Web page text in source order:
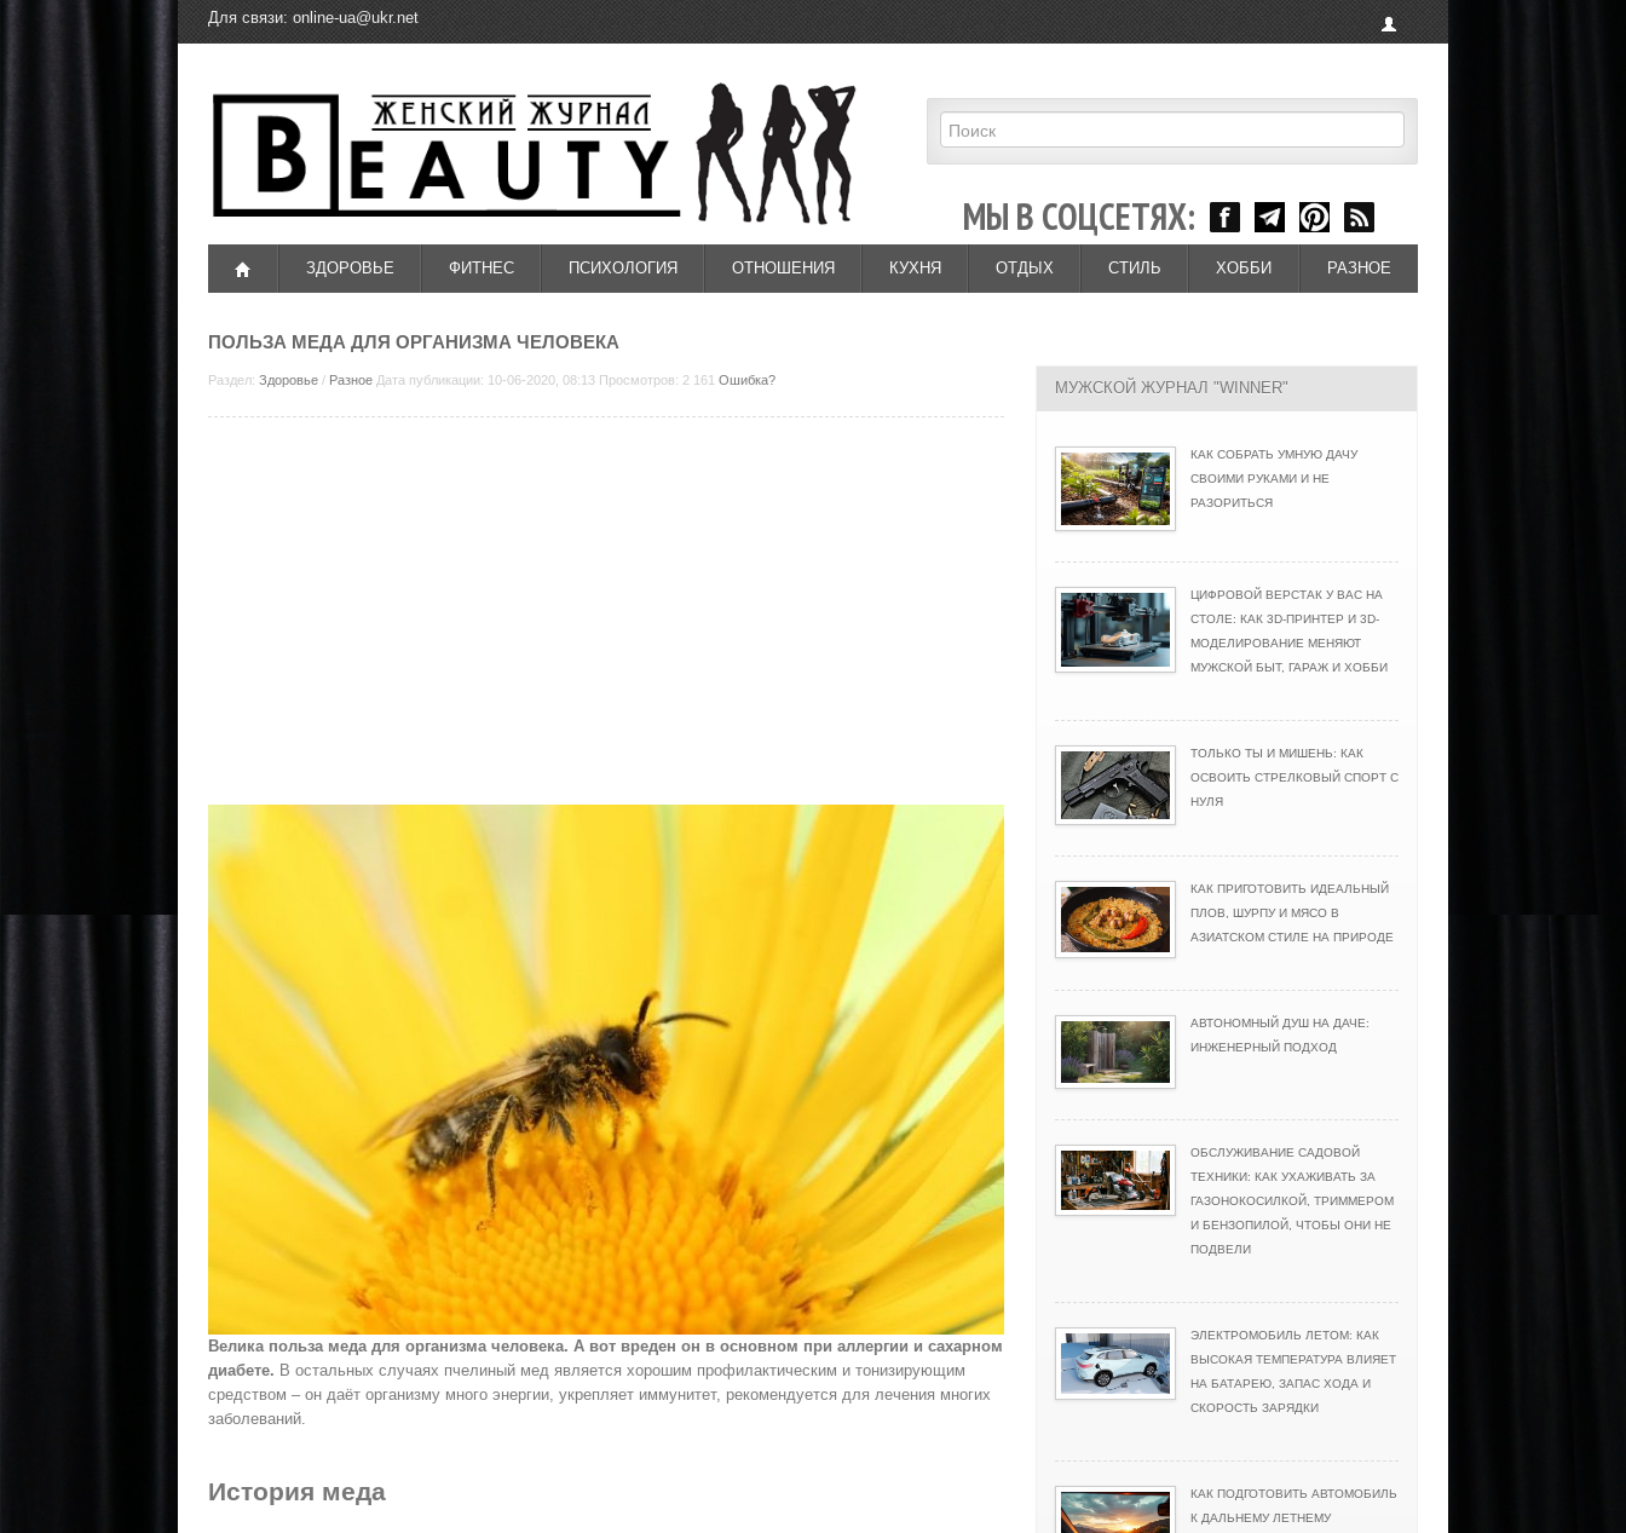
Для связи: online-ua@ukr.net
МЫ В СОЦСЕТЯХ:
ЗДОРОВЬЕ ФИТНЕС ПСИХОЛОГИЯ ОТНОШЕНИЯ КУХНЯ ОТДЫХ СТИЛЬ ХОББИ РАЗНОЕ
ПОЛЬЗА МЕДА ДЛЯ ОРГАНИЗМА ЧЕЛОВЕКА
Раздел: Здоровье / Разное Дата публикации: 10-06-2020, 08:13 Просмотров: 2 161 Ошибка?
Велика польза меда для организма человека. А вот вреден он в основном при аллергии и сахарном
диабете. В остальных случаях пчелиный мед является хорошим профилактическим и тонизирующим
средством – он даёт организму много энергии, укрепляет иммунитет, рекомендуется для лечения многих
заболеваний.
История меда
МУЖСКОЙ ЖУРНАЛ "WINNER"
КАК СОБРАТЬ УМНУЮ ДАЧУ
СВОИМИ РУКАМИ И НЕ
РАЗОРИТЬСЯ
ЦИФРОВОЙ ВЕРСТАК У ВАС НА
СТОЛЕ: КАК 3D-ПРИНТЕР И 3D-
МОДЕЛИРОВАНИЕ МЕНЯЮТ
МУЖСКОЙ БЫТ, ГАРАЖ И ХОББИ
ТОЛЬКО ТЫ И МИШЕНЬ: КАК
ОСВОИТЬ СТРЕЛКОВЫЙ СПОРТ С
НУЛЯ
КАК ПРИГОТОВИТЬ ИДЕАЛЬНЫЙ
ПЛОВ, ШУРПУ И МЯСО В
АЗИАТСКОМ СТИЛЕ НА ПРИРОДЕ
АВТОНОМНЫЙ ДУШ НА ДАЧЕ:
ИНЖЕНЕРНЫЙ ПОДХОД
ОБСЛУЖИВАНИЕ САДОВОЙ
ТЕХНИКИ: КАК УХАЖИВАТЬ ЗА
ГАЗОНОКОСИЛКОЙ, ТРИММЕРОМ
И БЕНЗОПИЛОЙ, ЧТОБЫ ОНИ НЕ
ПОДВЕЛИ
ЭЛЕКТРОМОБИЛЬ ЛЕТОМ: КАК
ВЫСОКАЯ ТЕМПЕРАТУРА ВЛИЯЕТ
НА БАТАРЕЮ, ЗАПАС ХОДА И
СКОРОСТЬ ЗАРЯДКИ
КАК ПОДГОТОВИТЬ АВТОМОБИЛЬ
К ДАЛЬНЕМУ ЛЕТНЕМУ